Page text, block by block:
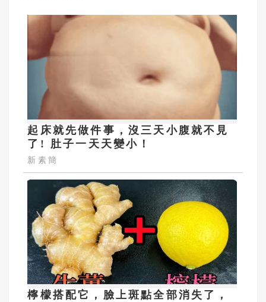
起床就先做件事，沒三天小腹就不見
了! 肚子一天天變小！
新素簡
檸檬搭配它，臉上斑點全部消失了，